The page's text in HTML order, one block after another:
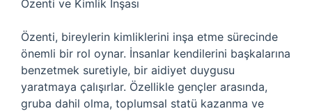
Özenti ve Kimlik İnşası
Özenti, bireylerin kimliklerini inşa etme sürecinde
önemli bir rol oynar. İnsanlar kendilerini başkalarına
benzetmek suretiyle, bir aidiyet duygusu
yaratmaya çalışırlar. Özellikle gençler arasında,
gruba dahil olma, toplumsal statü kazanma ve